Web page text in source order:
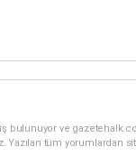
bulunuyor ve
Yazılan tüm yorumlardan